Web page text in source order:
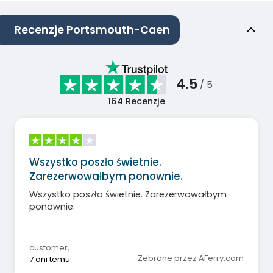
Recenzje Portsmouth-Caen
4.5 / 5
164 Recenzje
Wszystko poszło świetnie.
Zarezerwowałbym ponownie.
Wszystko poszło świetnie. Zarezerwowałbym
ponownie.
customer,
7 dni temu
Zebrane przez AFerry.com